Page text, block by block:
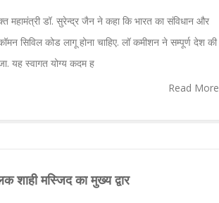
महामंत्री डॉ. सुरेन्द्र जैन ने कहा कि भारत का संविधान और
सिविल कोड लागू होना चाहिए. लॉ कमीशन ने सम्पूर्ण देश की
यह स्वागत योग्य कदम ह
Read More
शाही मस्जिद का मुख्य द्वार